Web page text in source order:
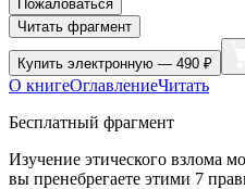
Пожаловаться
Читать фрагмент
Купить электронную — 490 ₽
О книгеОглавлениеЧитать
Бесплатный фрагмент
Изучение этического взлома
вы пренебрегаете этими 7